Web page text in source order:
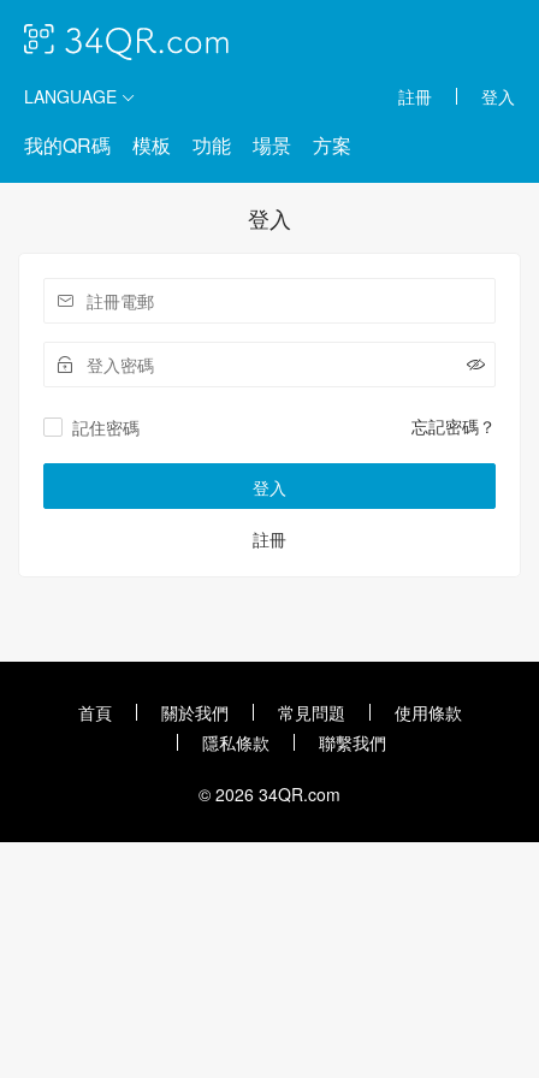
LANGUAGE 註冊 登入
我的QR碼 模板 功能 場景 方案
登入
記住密碼 忘記密碼？
登入
註冊
首頁 關於我們 常見問題
使用條款
隱私條款
聯繫我們
© 2026 34QR.com